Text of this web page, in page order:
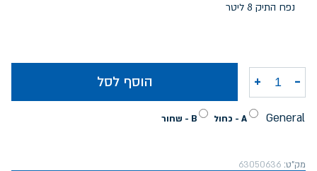
נפח התיק 8 ליטר
General A - כחול B - שחור
- כמות של תיק סופר גן גור אריה
+ הוסף לסל
מק"ט: 63050636